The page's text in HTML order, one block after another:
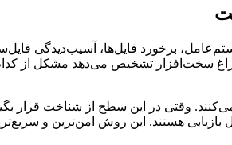
برخورد فایل‌ها، آسیب‌دیدگی
سخت‌افزار تشخیص می‌دهد مشکل از
وقتی در این سطح از شناخت قرار
هستند. این روش امن‌ترین و